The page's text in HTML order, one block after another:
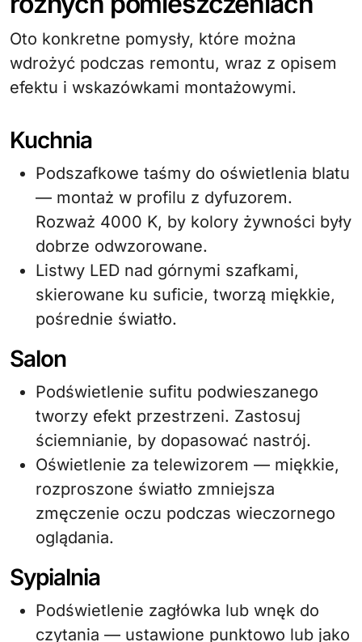
Oto konkretne pomysły, które można
wdrożyć podczas remontu, wraz z opisem
efektu i wskazówkami montażowymi.
Kuchnia
Podszafkowe taśmy do oświetlenia blatu
— montaż w profilu z dyfuzorem.
Rozważ 4000 K, by kolory żywności były
dobrze odwzorowane.
Listwy LED nad górnymi szafkami,
skierowane ku suficie, tworzą miękkie,
pośrednie światło.
Salon
Podświetlenie sufitu podwieszanego
tworzy efekt przestrzeni. Zastosuj
ściemnianie, by dopasować nastrój.
Oświetlenie za telewizorem — miękkie,
rozproszone światło zmniejsza
zmęczenie oczu podczas wieczornego
oglądania.
Sypialnia
Podświetlenie zagłówka lub wnęk do
czytania — ustawione punktowo lub jako